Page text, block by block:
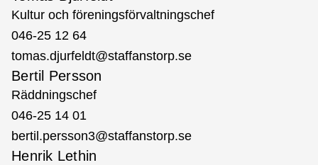
Kultur och föreningsförvaltningschef
046-25 12 64
tomas.djurfeldt@staffanstorp.se
Bertil Persson
Räddningschef
046-25 14 01
bertil.persson3@staffanstorp.se
Henrik Lethin